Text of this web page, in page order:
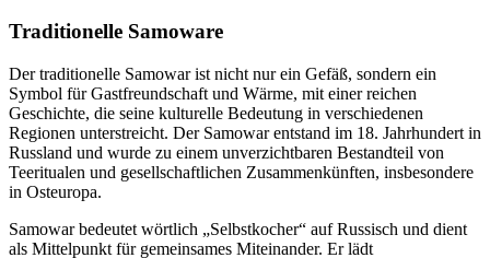
Traditionelle Samoware
Der traditionelle Samowar ist nicht nur ein Gefäß, sondern ein
Symbol für Gastfreundschaft und Wärme, mit einer reichen
Geschichte, die seine kulturelle Bedeutung in verschiedenen
Regionen unterstreicht. Der Samowar entstand im 18. Jahrhundert in
Russland und wurde zu einem unverzichtbaren Bestandteil von
Teeritualen und gesellschaftlichen Zusammenkünften, insbesondere
in Osteuropa.
Samowar bedeutet wörtlich „Selbstkocher“ auf Russisch und dient
als Mittelpunkt für gemeinsames Miteinander. Er lädt